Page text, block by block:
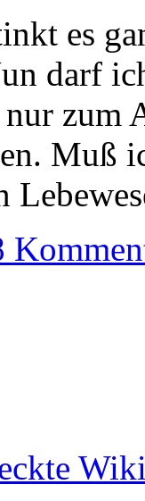
es
darf
zum
Muß